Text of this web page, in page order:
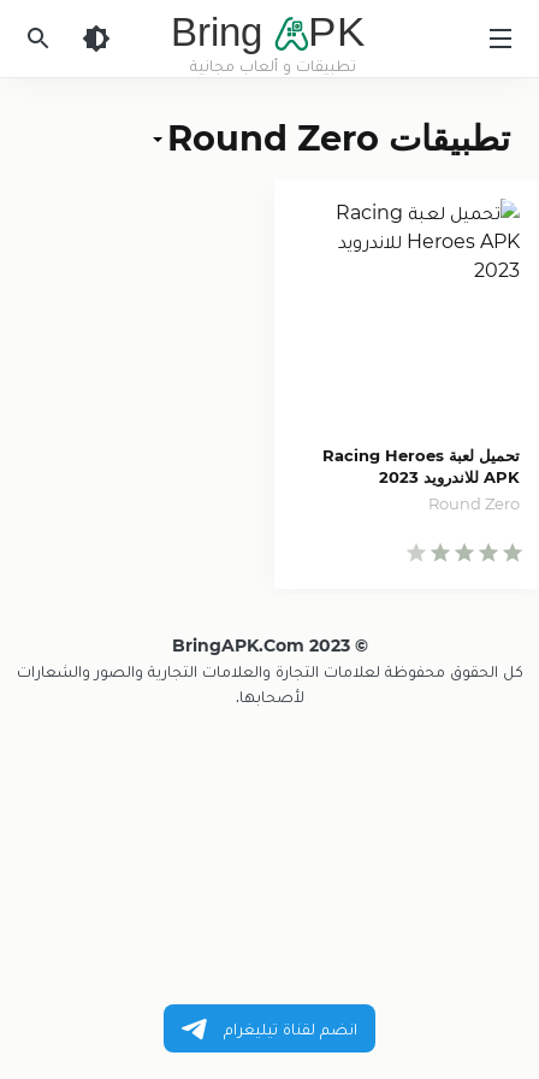
Bring PK
تطبيقات و ألعاب مجانية
تطبيقات Round Zero
تحميل لعبة Racing Heroes
APK للاندرويد 2023
Round Zero
© 2023 BringAPK.com
كل الحقوق محفوظة لعلامات التجارة والعلامات التجارية والصور والشعارات
لأصحابها.
انضم لقناة تيليغرام